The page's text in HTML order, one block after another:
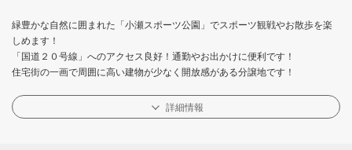
緑豊かな自然に囲まれた「小瀬スポーツ公園」でスポーツ観戦やお散歩を楽
しめます！
「国道２０号線」へのアクセス良好！通勤やお出かけに便利です！
住宅街の一画で周囲に高い建物が少なく開放感がある分譲地です！
詳細情報